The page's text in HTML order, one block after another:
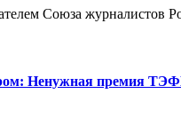
Союза журналистов
Ненужная премия